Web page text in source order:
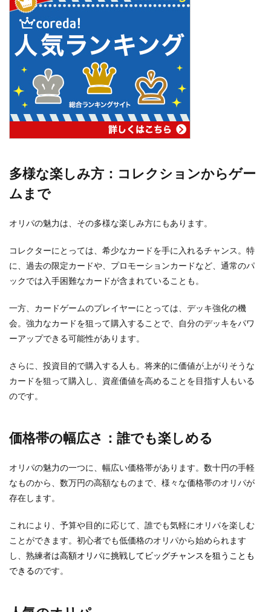
多様な楽しみ方：コレクションからゲー
ムまで
オリパの魅力は、その多様な楽しみ方にもあります。
コレクターにとっては、希少なカードを手に入れるチャンス。特
に、過去の限定カードや、プロモーションカードなど、通常のパ
ックでは入手困難なカードが含まれていることも。
一方、カードゲームのプレイヤーにとっては、デッキ強化の機
会。強力なカードを狙って購入することで、自分のデッキをパワ
ーアップできる可能性があります。
さらに、投資目的で購入する人も。将来的に価値が上がりそうな
カードを狙って購入し、資産価値を高めることを目指す人もいる
のです。
価格帯の幅広さ：誰でも楽しめる
オリパの魅力の一つに、幅広い価格帯があります。数十円の手軽
なものから、数万円の高額なものまで、様々な価格帯のオリパが
存在します。
これにより、予算や目的に応じて、誰でも気軽にオリパを楽しむ
ことができます。初心者でも低価格のオリパから始められます
し、熟練者は高額オリパに挑戦してビッグチャンスを狙うことも
できるのです。